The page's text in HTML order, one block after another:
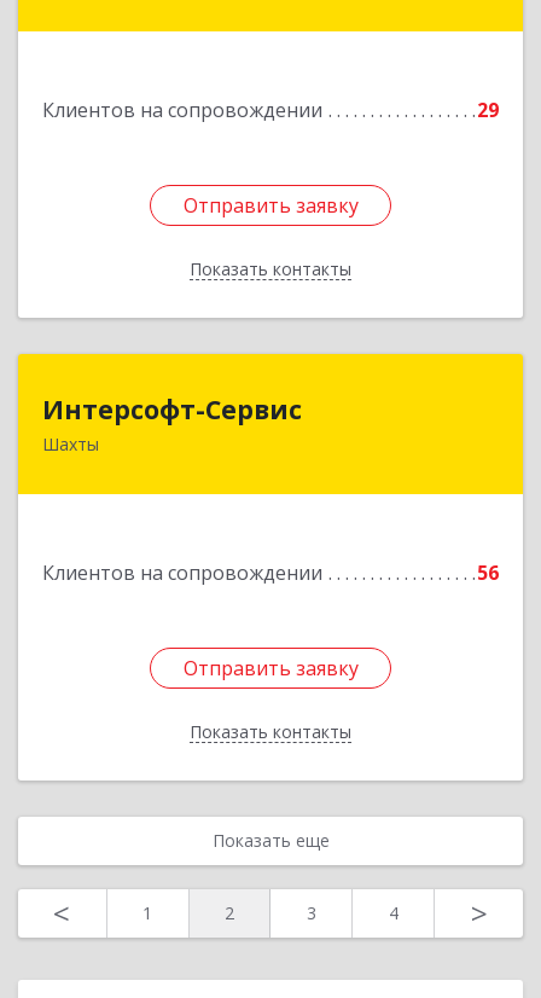
Клиентов на сопровождении 29
Отправить заявку
Показать контакты
Отправить заявку
Назад
Интерсофт-Сервис
Шахты
Клиентов на сопровождении 56
Отправить заявку
Показать контакты
346480, Ростовская обл, Шахты г, Советская ул,
Отправить заявку
Назад
Показать еще
< 1 2 3 4 >